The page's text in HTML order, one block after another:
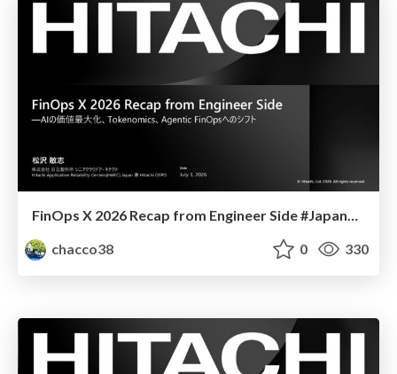
FinOps X 2026 Recap from Engineer Side #JapanFinOps
chacco38
0 330